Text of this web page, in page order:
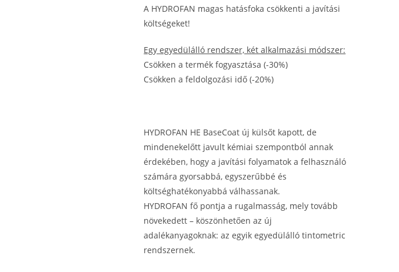
A HYDROFAN magas hatásfoka csökkenti a javítási
költségeket!
Egy egyedülálló rendszer, két alkalmazási módszer:
Csökken a termék fogyasztása (-30%)
Csökken a feldolgozási idő (-20%)
HYDROFAN HE BaseCoat új külsőt kapott, de
mindenekelőtt javult kémiai szempontból annak
érdekében, hogy a javítási folyamatok a felhasználó
számára gyorsabbá, egyszerűbbé és
költséghatékonyabbá válhassanak.
HYDROFAN fő pontja a rugalmasság, mely tovább
növekedett – köszönhetően az új
adalékanyagoknak: az egyik egyedülálló tintometric
rendszernek.